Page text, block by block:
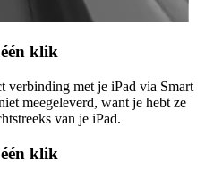
klik
verbinding met je iPad via Smart
meegeleverd, want je hebt ze
van je iPad.
klik